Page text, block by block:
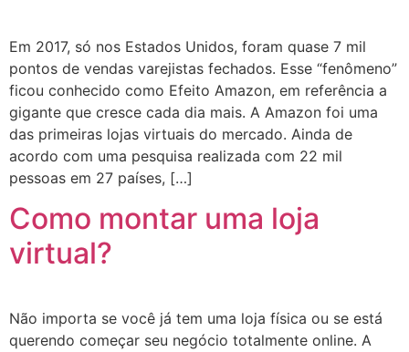
Em 2017, só nos Estados Unidos, foram quase 7 mil
pontos de vendas varejistas fechados. Esse “fenômeno”
ficou conhecido como Efeito Amazon, em referência a
gigante que cresce cada dia mais. A Amazon foi uma
das primeiras lojas virtuais do mercado. Ainda de
acordo com uma pesquisa realizada com 22 mil
pessoas em 27 países, […]
Como montar uma loja
virtual?
Não importa se você já tem uma loja física ou se está
querendo começar seu negócio totalmente online. A